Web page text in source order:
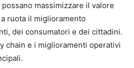
massimizzare il valore
ruota il miglioramento
dei consumatori e dei cittadini.
chain e i miglioramenti operativi